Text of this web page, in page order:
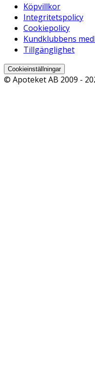
Köpvillkor
Integritetspolicy
Cookiepolicy
Kundklubbens
Tillgänglighet
Cookieinställningar
© Apoteket AB 2009 -